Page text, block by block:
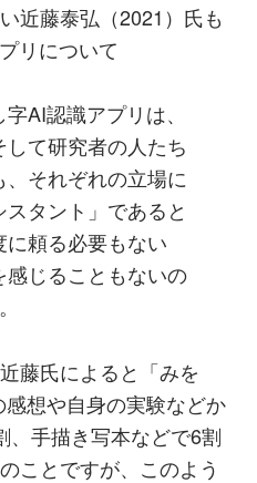
近藤泰弘（2021）氏も
リについて
AI認識アプリは、
て研究者の人たち
それぞれの立場に
タント」であると
頼る必要もない
感じることもないの
。
藤氏によると「みを
感想や自身の実験などか
、手描き写本などで6割
ことですが、このよう